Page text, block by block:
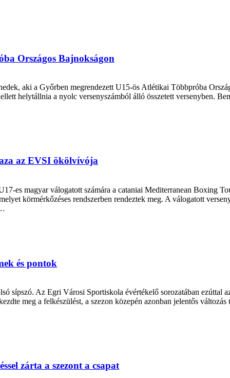
Országos Bajnokságon
aki a Győrben megrendezett U15-ös Atlétikai Többpróba
helytállnia a nyolc versenyszámból álló összetett versenyben.
az EVSI ökölvívója
es magyar válogatott számára a cataniai Mediterranean Boxing
körmérkőzéses rendszerben rendeztek meg. A válogatott
és pontok
sípszó. Az Egri Városi Sportiskola évértékelő sorozatában ezúttal
meg a felkészülést, a szezon közepén azonban jelentős
zárta a szezont a csapat